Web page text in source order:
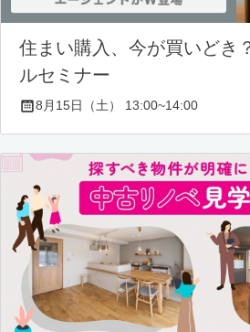
住まい購入、今が買いどき
ルセミナー
8月15日（土） 13:00~14:00